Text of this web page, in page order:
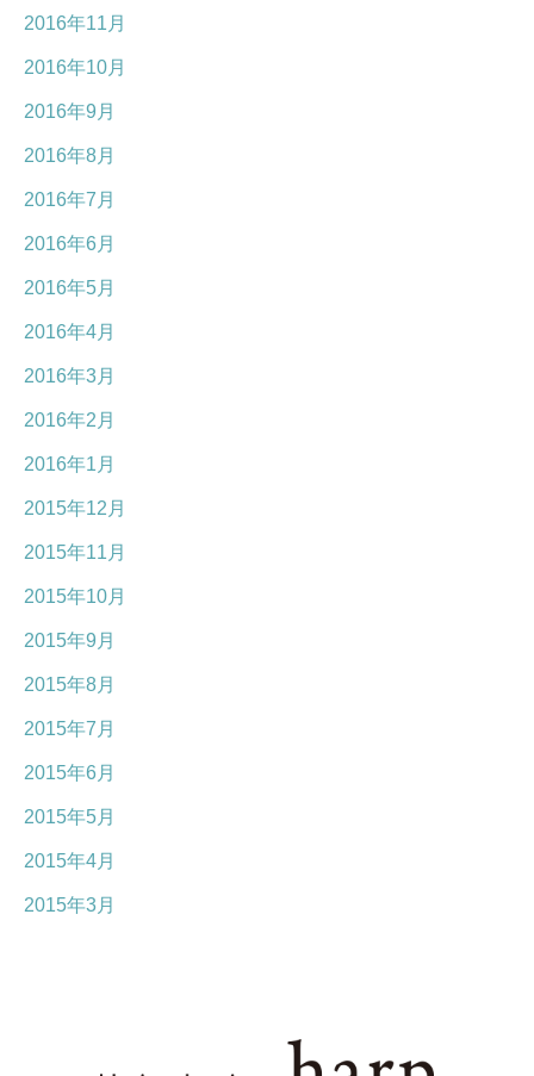
2016年11月
2016年10月
2016年9月
2016年8月
2016年7月
2016年6月
2016年5月
2016年4月
2016年3月
2016年2月
2016年1月
2015年12月
2015年11月
2015年10月
2015年9月
2015年8月
2015年7月
2015年6月
2015年5月
2015年4月
2015年3月